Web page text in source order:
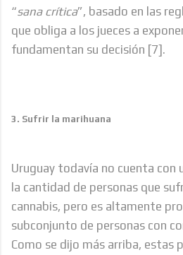
“sana crítica”, basado en las
que obliga a los jueces a
fundamentan su decisión [7].
3. Sufrir la marihuana
Uruguay todavía no cuenta con
la cantidad de personas que
cannabis, pero es altamente
subconjunto de personas con
Como se dijo más arriba, estas